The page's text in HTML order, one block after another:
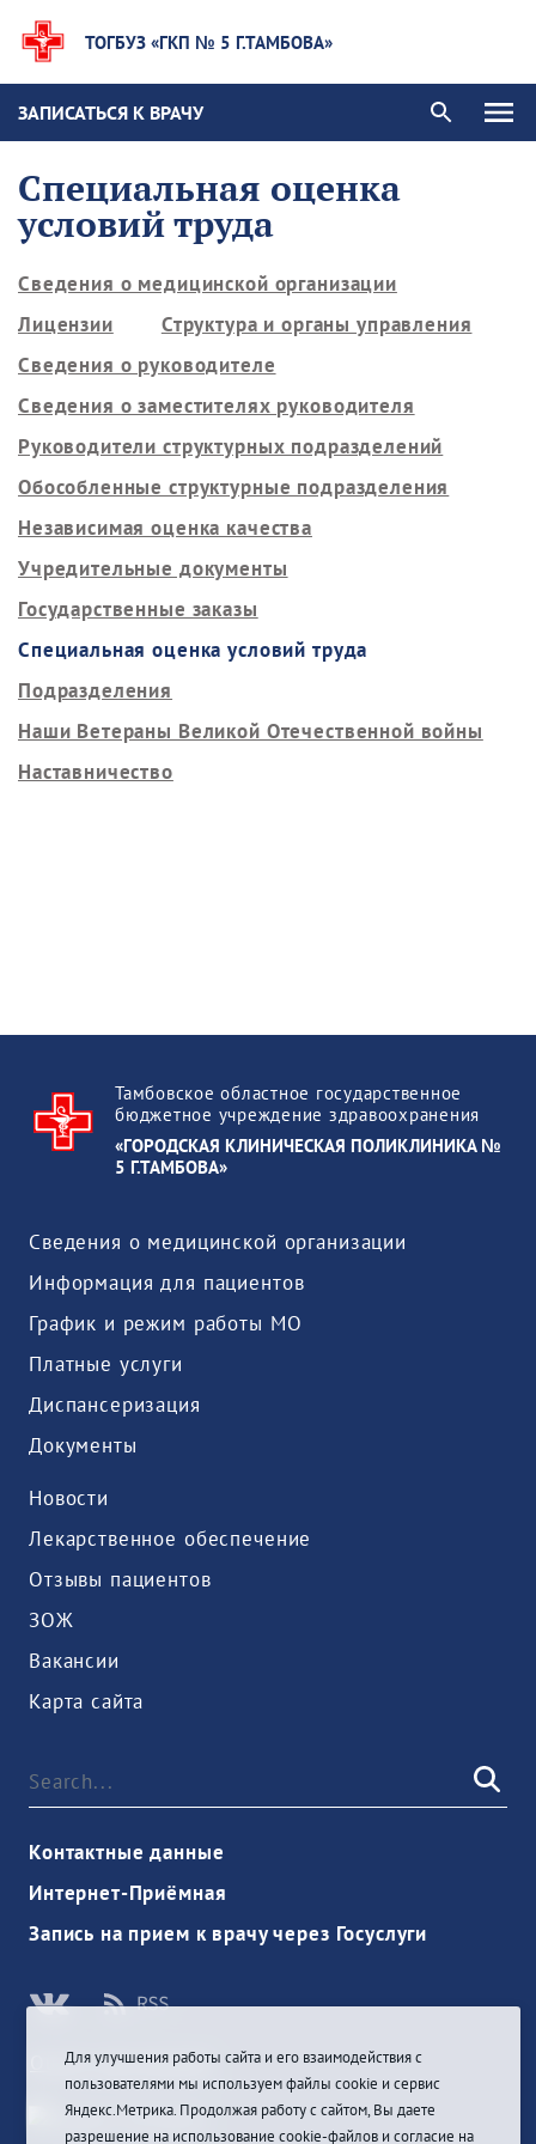
ТОГБУЗ «ГКП № 5 Г.ТАМБОВА»
ЗАПИСАТЬСЯ К ВРАЧУ
Специальная оценка
условий труда
Сведения о медицинской организации
Лицензии
Структура и органы управления
Сведения о руководителе
Сведения о заместителях руководителя
Руководители структурных подразделений
Обособленные структурные подразделения
Независимая оценка качества
Учредительные документы
Государственные заказы
Специальная оценка условий труда
Подразделения
Наши Ветераны Великой Отечественной войны
Наставничество
Тамбовское областное государственное
бюджетное учреждение здравоохранения
«ГОРОДСКАЯ КЛИНИЧЕСКАЯ ПОЛИКЛИНИКА №
5 Г.ТАМБОВА»
Сведения о медицинской организации
Информация для пациентов
График и режим работы МО
Платные услуги
Диспансеризация
Документы
Новости
Лекарственное обеспечение
Отзывы пациентов
ЗОЖ
Вакансии
Карта сайта
Контактные данные
Интернет-Приёмная
Запись на прием к врачу через Госуслуги
Ouvrir une session
Для улучшения работы сайта и его взаимодействия с
пользователями мы используем файлы cookie и сервис
Яндекс.Метрика. Продолжая работу с сайтом, Вы даете
разрешение на использование cookie-файлов и согласие на